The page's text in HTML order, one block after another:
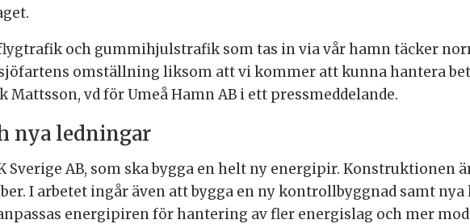
och gummihjulstrafik som tas in via vår hamn täcker
omställning liksom att vi kommer att kunna hantera
vd för Umeå Hamn AB i ett pressmeddelande.
nya ledningar
Sverige AB, som ska bygga en helt ny energipir. Konstruktionen
I arbetet ingår även att bygga en ny kontrollbyggnad samt
energipiren för hantering av fler energislag och mer